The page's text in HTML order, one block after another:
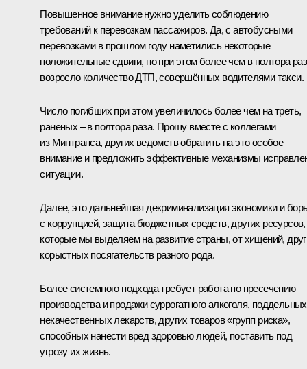
Повышенное внимание нужно уделить соблюдению
требований к перевозкам пассажиров. Да, с автобусными
перевозками в прошлом году наметились некоторые
положительные сдвиги, но при этом более чем в полтора
возросло количество ДТП, совершённых водителями такси.
Число погибших при этом увеличилось более чем на треть,
раненых – в полтора раза. Прошу вместе с коллегами
из Минтранса, других ведомств обратить на это особое
внимание и предложить эффективные механизмы
ситуации.
Далее, это дальнейшая декриминализация экономики и
с коррупцией, защита бюджетных средств, других ресурсов,
которые мы выделяем на развитие страны, от хищений,
корыстных посягательств разного рода.
Более системного подхода требует работа по пресечению
производства и продажи суррогатного алкоголя,
некачественных лекарств, других товаров «групп риска»,
способных нанести вред здоровью людей, поставить под
угрозу их жизнь.